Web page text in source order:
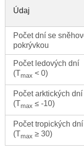
Údaj
Počet dní se
pokrývkou
Počet ledových dní
(Tmax < 0)
Počet arktických dní
(Tmax ≤ -10)
Počet tropických dní
(Tmax ≥ 30)